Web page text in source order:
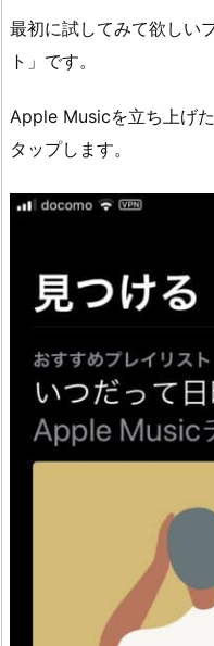
最初に試してみて欲しい
ト」です。
Apple Musicを立ち上げ
タップします。